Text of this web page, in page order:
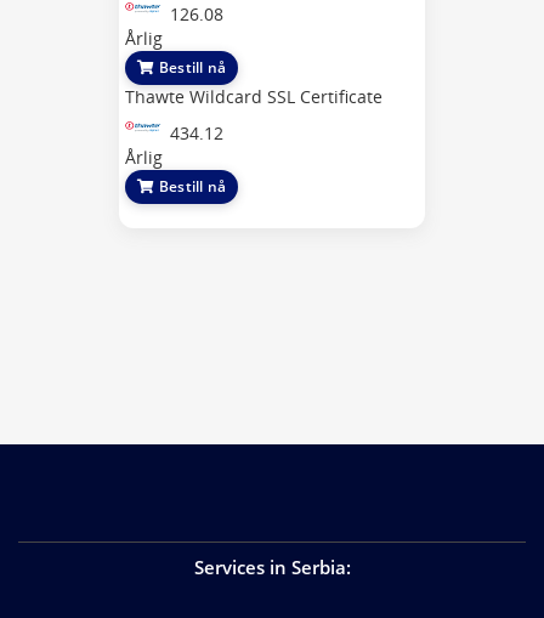
126.08
Årlig
Bestill nå
Thawte Wildcard SSL Certificate
434.12
Årlig
Bestill nå
Services in Serbia: